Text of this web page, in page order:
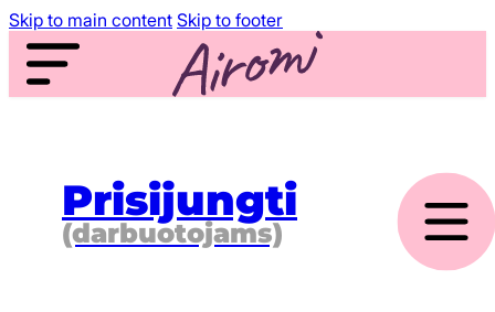
Skip to main content Skip to footer
Prisijungti
(darbuotojams)